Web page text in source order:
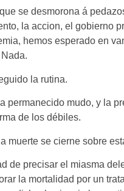
se desmorona á
la accion, el gobierno
hemos esperado en
la rutina.
permanecido mudo, y la
de los débiles.
muerte se cierne sobre
de precisar el miasma
la mortalidad por un